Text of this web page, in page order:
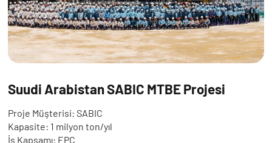
Suudi Arabistan SABIC MTBE Projesi
Proje Müşterisi: SABIC
Kapasite: 1 milyon ton/yıl
İş Kapsamı: EPC